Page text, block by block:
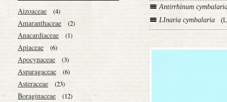
Aizoaceae (4)
Amaranthaceae (2)
Anacardiaceae (1)
Apiaceae (6)
Apocynaceae (3)
Asparagaceae (6)
Asteraceae (23)
Boraginaceae (12)
Antirrhinum
LInaria cymbalaria